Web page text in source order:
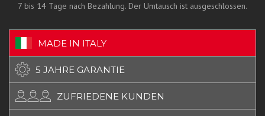
7 bis 14 Tage nach Bezahlung. Der Umtausch ist ausgeschlossen.
MADE IN ITALY
5 JAHRE GARANTIE
ZUFRIEDENE KUNDEN